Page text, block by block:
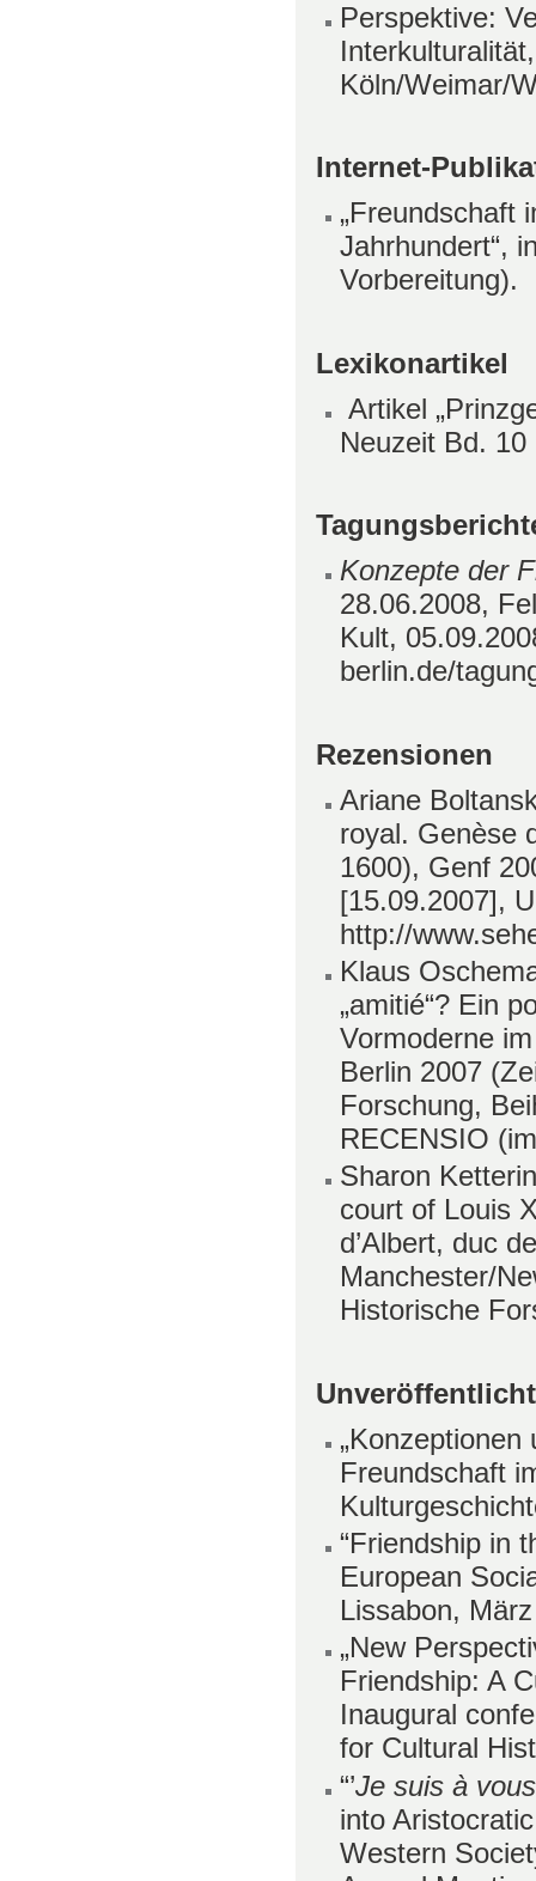
Perspektive:
Köln/Weimar/
Internet-
„Freundschaft
Jahrhundert“,
Vorbereitung).
Lexikonartikel
Artikel
Neuzeit Bd.
Konzepte der
28.06.2008,
Kult,
berlin.de/
Rezensionen
Ariane
royal. Genèse
1600), Genf
[15.09.2007],
http://
Klaus
„amitié“? Ein
Vormoderne
Berlin 2007
Forschung,
RECENSIO
Sharon
court of Louis
d’Albert, duc
Manchester/
Historische
Freundschaft
“Friendship in
European
Lissabon,
„New
Friendship: A
Inaugural
for Cultural
“’Je suis à
into
Western